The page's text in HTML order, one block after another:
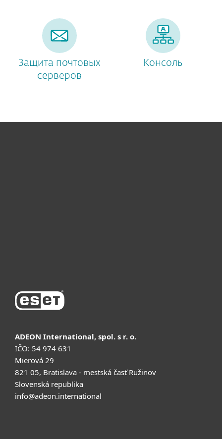
Защита почтовых
серверов
Консоль
ADEON International, spol. s r. o.
IČO: 54 974 631
Mierová 29
821 05, Bratislava - mestská časť Ružinov
Slovenská republika
info@adeon.international